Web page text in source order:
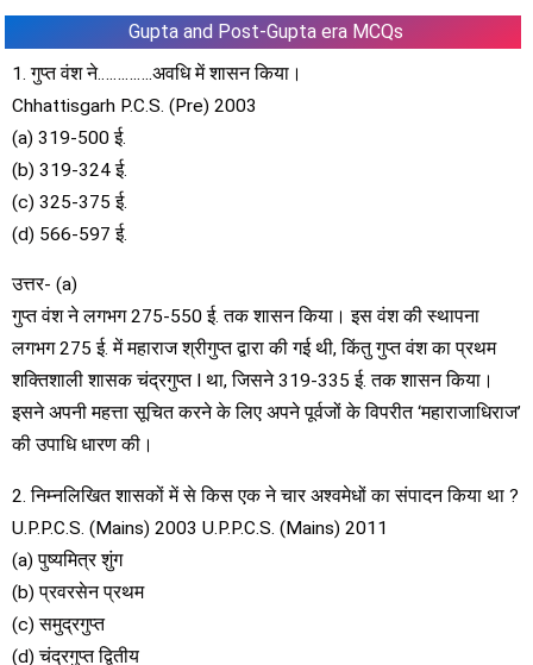
Gupta and Post-Gupta era MCQs
1. गुप्त वंश ने…………..अवधि में शासन किया।
Chhattisgarh P.C.S. (Pre) 2003
(a) 319-500 ई.
(b) 319-324 ई.
(c) 325-375 ई.
(d) 566-597 ई.
उत्तर- (a)
गुप्त वंश ने लगभग 275-550 ई. तक शासन किया। इस वंश की स्थापना
लगभग 275 ई. में महाराज श्रीगुप्त द्वारा की गई थी, किंतु गुप्त वंश का प्रथम
शक्तिशाली शासक चंद्रगुप्त I था, जिसने 319-335 ई. तक शासन किया।
इसने अपनी महत्ता सूचित करने के लिए अपने पूर्वजों के विपरीत ‘महाराजाधिराज’
की उपाधि धारण की।
2. निम्नलिखित शासकों में से किस एक ने चार अश्वमेधों का संपादन किया था ?
U.P.P.C.S. (Mains) 2003 U.P.P.C.S. (Mains) 2011
(a) पुष्यमित्र शुंग
(b) प्रवरसेन प्रथम
(c) समुद्रगुप्त
(d) चंद्रगुप्त द्वितीय